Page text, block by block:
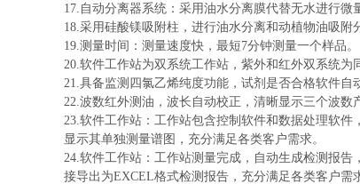
17.自动分离器系统：采用油水分离膜代替无水进行
18.采用硅酸镁吸附柱，进行油水分离和动植物油吸附
19.测量时间：测量速度快，最短7分钟测量一个样品。
20.软件工作站为双系统工作站，紫外和红外双系统
21.具备监测四氯乙烯纯度功能，试剂是否合格软件自
22.波数红外测油，波长自动校正，清晰显示三个波数
23.软件工作站：工作站包含控制软件和数据处理软
显示其单独测量谱图，充分满足各类客户需求。
24.软件工作站：工作站测量完成，自动生成检测报
接导出为EXCEL格式检测报告，充分满足各类客户需